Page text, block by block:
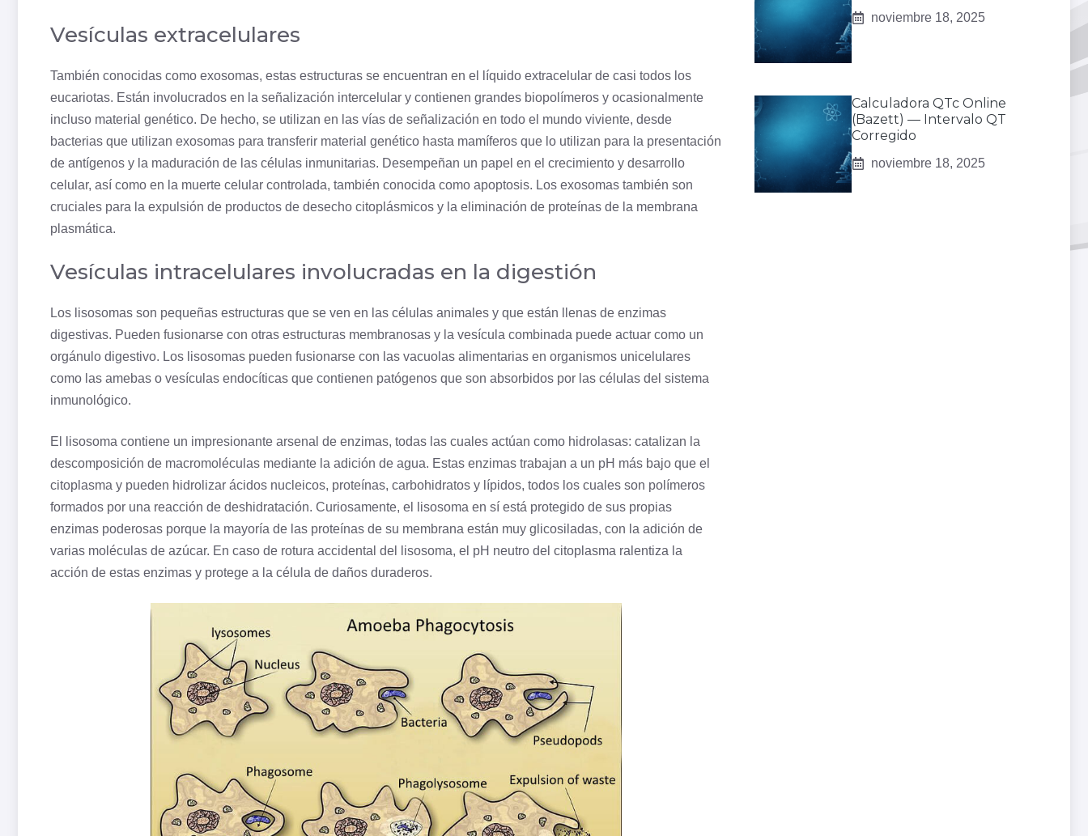
Vesículas extracelulares
También conocidas como exosomas, estas estructuras se encuentran en el líquido extracelular de casi todos los
eucariotas. Están involucrados en la señalización intercelular y contienen grandes biopolímeros y ocasionalmente
incluso material genético. De hecho, se utilizan en las vías de señalización en todo el mundo viviente, desde
bacterias que utilizan exosomas para transferir material genético hasta mamíferos que lo utilizan para la presentación
de antígenos y la maduración de las células inmunitarias. Desempeñan un papel en el crecimiento y desarrollo
celular, así como en la muerte celular controlada, también conocida como apoptosis. Los exosomas también son
cruciales para la expulsión de productos de desecho citoplásmicos y la eliminación de proteínas de la membrana
plasmática.
Vesículas intracelulares involucradas en la digestión
Los lisosomas son pequeñas estructuras que se ven en las células animales y que están llenas de enzimas
digestivas. Pueden fusionarse con otras estructuras membranosas y la vesícula combinada puede actuar como un
orgánulo digestivo. Los lisosomas pueden fusionarse con las vacuolas alimentarias en organismos unicelulares
como las amebas o vesículas endocíticas que contienen patógenos que son absorbidos por las células del sistema
inmunológico.
El lisosoma contiene un impresionante arsenal de enzimas, todas las cuales actúan como hidrolasas: catalizan la
descomposición de macromoléculas mediante la adición de agua. Estas enzimas trabajan a un pH más bajo que el
citoplasma y pueden hidrolizar ácidos nucleicos, proteínas, carbohidratos y lípidos, todos los cuales son polímeros
formados por una reacción de deshidratación. Curiosamente, el lisosoma en sí está protegido de sus propias
enzimas poderosas porque la mayoría de las proteínas de su membrana están muy glicosiladas, con la adición de
varias moléculas de azúcar. En caso de rotura accidental del lisosoma, el pH neutro del citoplasma ralentiza la
acción de estas enzimas y protege a la célula de daños duraderos.
noviembre 18, 2025
Calculadora QTc Online
(Bazett) — Intervalo QT
Corregido
noviembre 18, 2025